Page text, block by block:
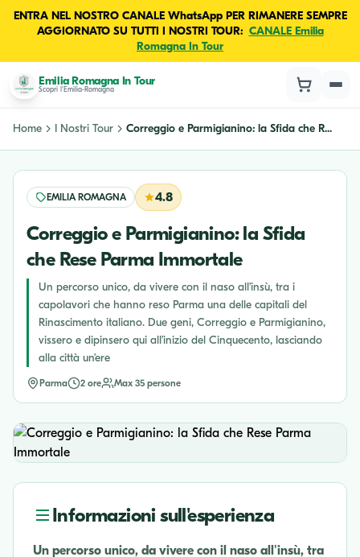
ENTRA NEL NOSTRO CANALE WhatsApp PER RIMANERE SEMPRE
AGGIORNATO SU TUTTI I NOSTRI TOUR: CANALE Emilia
Romagna In Tour
Emilia Romagna In Tour
Scopri l'Emilia-Romagna
Home I Nostri Tour Correggio e Parmigianino: la Sfida che R...
EMILIA ROMAGNA 4.8
Correggio e Parmigianino: la Sfida
che Rese Parma Immortale
Un percorso unico, da vivere con il naso all’insù, tra i
capolavori che hanno reso Parma una delle capitali del
Rinascimento italiano. Due geni, Correggio e Parmigianino,
vissero e dipinsero qui all’inizio del Cinquecento, lasciando
alla città un’ere
Parma 2 ore Max 35 persone
Informazioni sull'esperienza
Un percorso unico, da vivere con il naso all'insù, tra